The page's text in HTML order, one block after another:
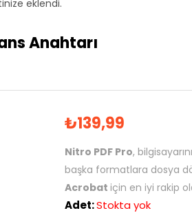
eklendi.
Anahtarı
₺139,99
Nitro PDF Pro,
başka formatlara dosya
Acrobat için en iyi rakip
Adet:Stokta yok